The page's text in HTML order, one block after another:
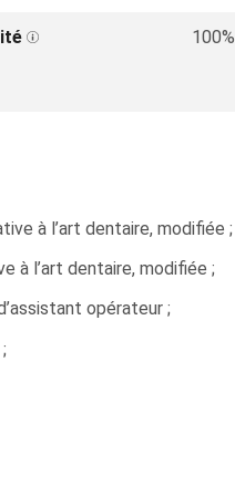
100%
à l’art dentaire, modifiée ;
à l’art dentaire, modifiée ;
opérateur ;